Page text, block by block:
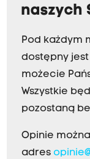
naszych
Pod każdym
dostępny
możecie
Wszystkie
pozostaną
Opinie
adres